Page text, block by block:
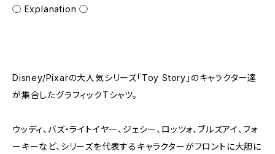
◯ Explanation ◯
Disney/Pixarの大人気シリーズ「Toy Story」のキャラクター達
が集合したグラフィックTシャツ。
ウッディ、バズ・ライトイヤー、ジェシー、ロッツォ、ブルズアイ、フォ
ーキーなど、シリーズを代表するキャラクターがフロントに大胆に